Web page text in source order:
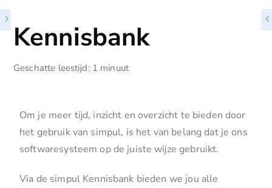
Kennisbank
Geschatte leestijd: 1 minuut
Om je meer tijd, inzicht en overzicht te bieden door
het gebruik van simpul, is het van belang dat je ons
softwaresysteem op de juiste wijze gebruikt.
Via de simpul Kennisbank bieden we jou alle